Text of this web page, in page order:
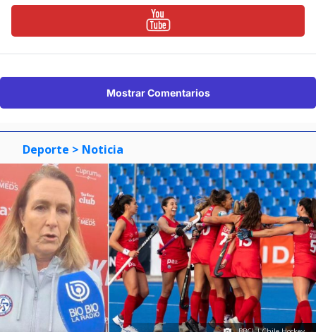
Mostrar Comentarios
Deporte > Noticia